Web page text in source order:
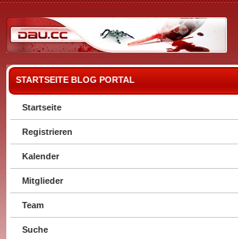
STARTSEITE BLOG PORTAL
Startseite
Registrieren
Kalender
Mitglieder
Team
Suche